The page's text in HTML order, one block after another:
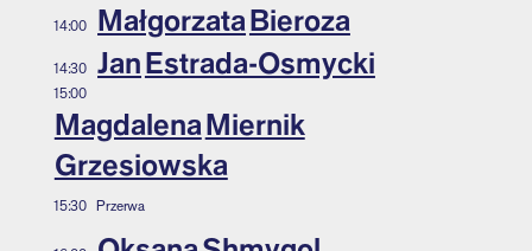
14:00 MałgorzataBieroza
14:30 JanEstrada-Osmycki
15:00
MagdalenaMiernik
Grzesiowska
15:30 Przerwa